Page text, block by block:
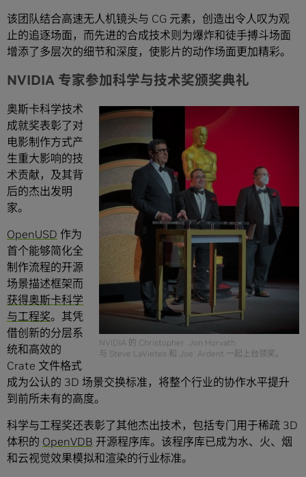
该团队结合高速无人机镜头与 CG 元素，创造出令人叹为观
止的追逐场面，而先进的合成技术则为爆炸和徒手搏斗场面
增添了多层次的细节和深度，使影片的动作场面更加精彩。
NVIDIA 专家参加科学与技术奖颁奖典礼
NVIDIA 的 Christopher Jon Horvath
与 Steve LaVietes 和 Joe Ardent 一起上台领奖。
奥斯卡科学技术
成就奖表彰了对
电影制作方式产
生重大影响的技
术贡献，及其背
后的杰出发明
家。
OpenUSD 作为
首个能够简化全
制作流程的开源
场景描述框架而
获得奥斯卡科学
与工程奖。其凭
借创新的分层系
统和高效的
Crate 文件格式
成为公认的 3D 场景交换标准，将整个行业的协作水平提升
到前所未有的高度。
科学与工程奖还表彰了其他杰出技术，包括专门用于稀疏 3D
体积的 OpenVDB 开源程序库。该程序库已成为水、火、烟
和云视觉效果模拟和渲染的行业标准。